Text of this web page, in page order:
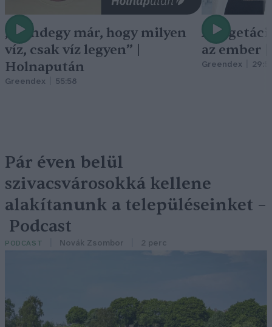
„Mindegy már, hogy milyen
víz, csak víz legyen” |
Holnapután
Greendex 55:58
A
az ember
Greendex
Pár éven belül
szivacsvárosokká kellene
alakítanunk a településeinket –
Podcast
PODCAST Novák Zsombor 2 perc